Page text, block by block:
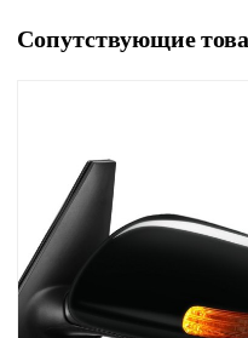
Сопутствующие